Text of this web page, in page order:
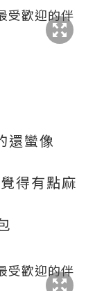
還蠻像
得有點麻